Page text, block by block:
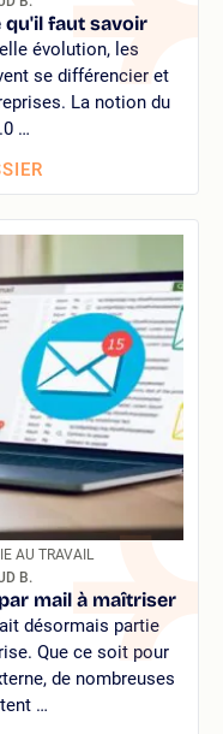
qu'il faut savoir
évolution, les
se différencier et
La notion du
…
AU TRAVAIL
B.
mail à maîtriser
désormais partie
Que ce soit pour
de nombreuses
…